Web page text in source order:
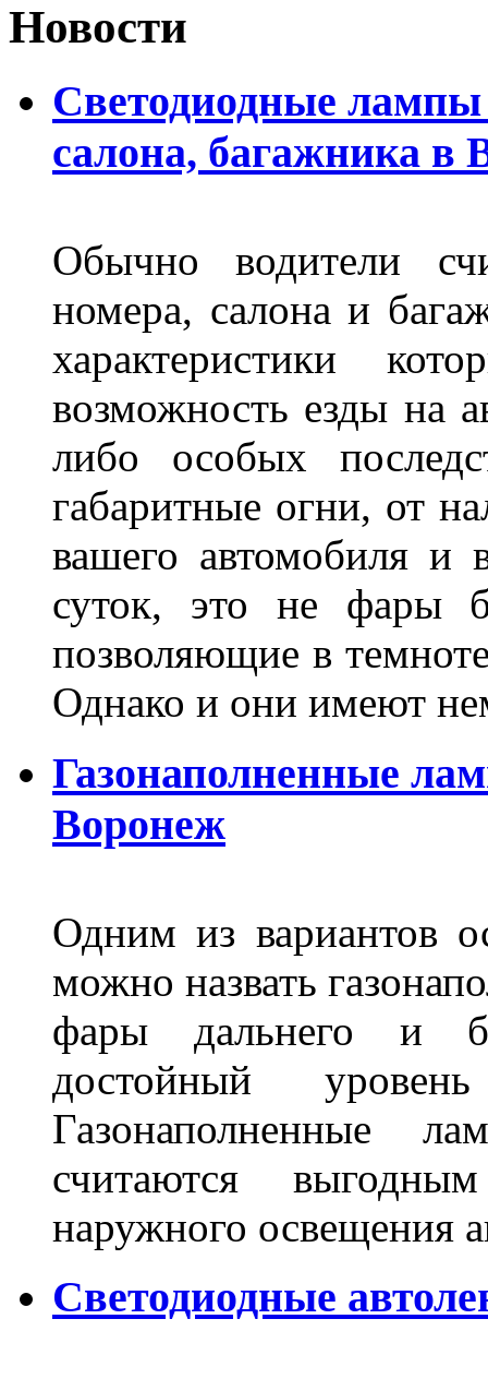
Новости
Светодиодные лампы
салона, багажника в
Обычно водители
номера, салона и
характеристики
возможность езды на
либо особых
габаритные огни, от
вашего автомобиля и
суток, это не фары
позволяющие в
Однако и они имеют
Газонаполненные
Воронеж
Одним из вариантов
можно назвать
фары дальнего и
достойный
Газонаполненные
считаются
наружного освещения
Светодиодные